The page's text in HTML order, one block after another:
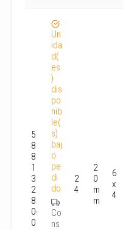
5
8
8
1
3
2
8
0-
0
Un
ida
d(
es
)
dis
po
nib
le(
s)
baj
o
pe
di
do
Co
ns
2
4
2
0
m
m
6
x
4